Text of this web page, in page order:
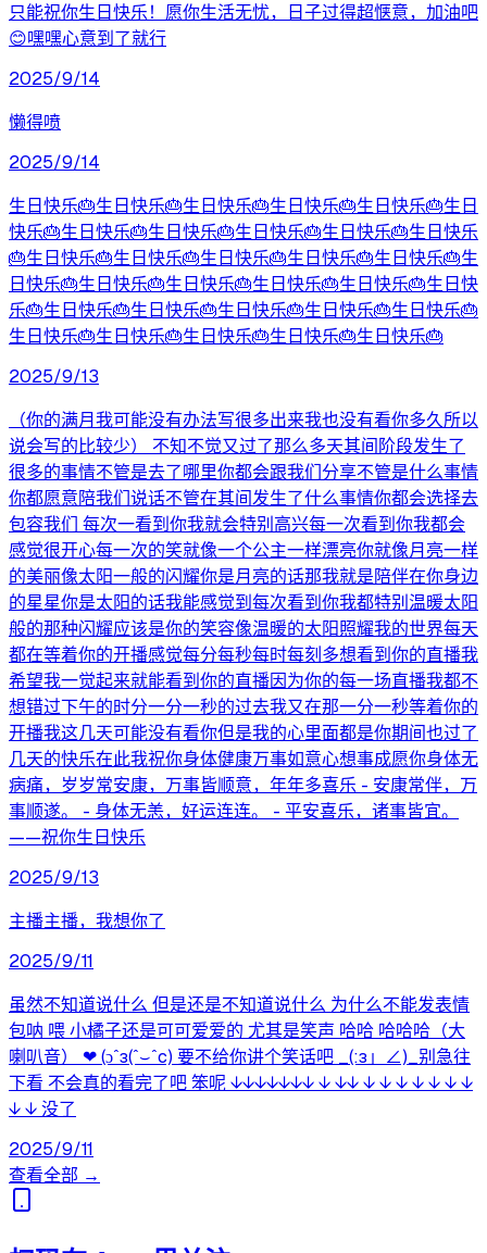
只能祝你生日快乐！愿你生活无忧，日子过得超惬意，加油吧
😊嘿嘿心意到了就行
2025/9/14
懒得喷
2025/9/14
生日快乐🎂生日快乐🎂生日快乐🎂生日快乐🎂生日快乐🎂生日
快乐🎂生日快乐🎂生日快乐🎂生日快乐🎂生日快乐🎂生日快乐
🎂生日快乐🎂生日快乐🎂生日快乐🎂生日快乐🎂生日快乐🎂生
日快乐🎂生日快乐🎂生日快乐🎂生日快乐🎂生日快乐🎂生日快
乐🎂生日快乐🎂生日快乐🎂生日快乐🎂生日快乐🎂生日快乐🎂
生日快乐🎂生日快乐🎂生日快乐🎂生日快乐🎂生日快乐🎂
2025/9/13
（你的满月我可能没有办法写很多出来我也没有看你多久所以
说会写的比较少） 不知不觉又过了那么多天其间阶段发生了
很多的事情不管是去了哪里你都会跟我们分享不管是什么事情
你都愿意陪我们说话不管在其间发生了什么事情你都会选择去
包容我们 每次一看到你我就会特别高兴每一次看到你我都会
感觉很开心每一次的笑就像一个公主一样漂亮你就像月亮一样
的美丽像太阳一般的闪耀你是月亮的话那我就是陪伴在你身边
的星星你是太阳的话我能感觉到每次看到你我都特别温暖太阳
般的那种闪耀应该是你的笑容像温暖的太阳照耀我的世界每天
都在等着你的开播感觉每分每秒每时每刻多想看到你的直播我
希望我一觉起来就能看到你的直播因为你的每一场直播我都不
想错过下午的时分一分一秒的过去我又在那一分一秒等着你的
开播我这几天可能没有看你但是我的心里面都是你期间也过了
几天的快乐在此我祝你身体健康万事如意心想事成愿你身体无
病痛，岁岁常安康，万事皆顺意，年年多喜乐 - 安康常伴，万
事顺遂。 - 身体无恙，好运连连。 - 平安喜乐，诸事皆宜。
——祝你生日快乐
2025/9/13
主播主播，我想你了
2025/9/11
虽然不知道说什么 但是还是不知道说什么 为什么不能发表情
包呐 喂 小橘子还是可可爱爱的 尤其是笑声 哈哈 哈哈哈（大
喇叭音） ❤ (ɔˆз(ˆ⌣ˆc) 要不给你讲个笑话吧 _(:з」∠)_别急往
下看 不会真的看完了吧 笨呢 ↓↓↓↓↓↓↓ ↓ ↓↓ ↓ ↓ ↓ ↓ ↓ ↓ ↓
↓ ↓ 没了
2025/9/11
查看全部 →